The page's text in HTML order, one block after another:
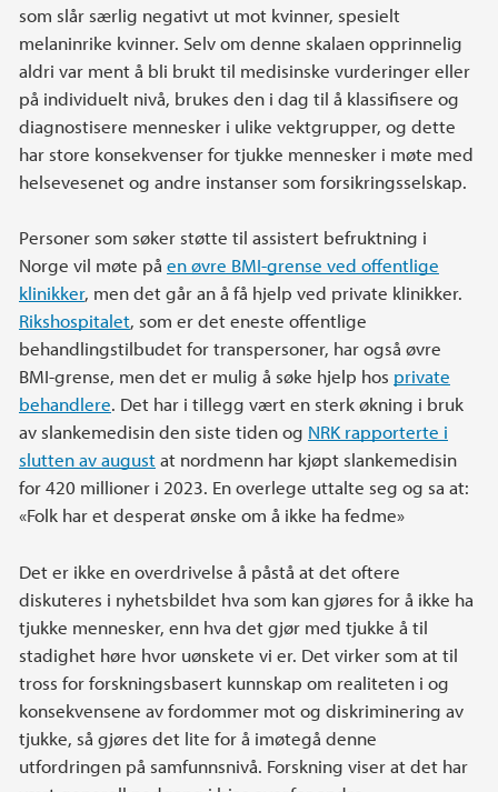
som slår særlig negativt ut mot kvinner, spesielt
melaninrike kvinner. Selv om denne skalaen opprinnelig
aldri var ment å bli brukt til medisinske vurderinger eller
på individuelt nivå, brukes den i dag til å klassifisere og
diagnostisere mennesker i ulike vektgrupper, og dette
har store konsekvenser for tjukke mennesker i møte med
helsevesenet og andre instanser som forsikringsselskap.
Personer som søker støtte til assistert befruktning i
Norge vil møte på en øvre BMI-grense ved offentlige
klinikker, men det går an å få hjelp ved private klinikker.
Rikshospitalet, som er det eneste offentlige
behandlingstilbudet for transpersoner, har også øvre
BMI-grense, men det er mulig å søke hjelp hos private
behandlere. Det har i tillegg vært en sterk økning i bruk
av slankemedisin den siste tiden og NRK rapporterte i
slutten av augustat nordmenn har kjøpt slankemedisin
for 420 millioner i 2023. En overlege uttalte seg og sa at:
«Folk har et desperat ønske om å ikke ha fedme»
Det er ikke en overdrivelse å påstå at det oftere
diskuteres i nyhetsbildet hva som kan gjøres for å ikke ha
tjukke mennesker, enn hva det gjør med tjukke å til
stadighet høre hvor uønskete vi er. Det virker som at til
tross for forskningsbasert kunnskap om realiteten i og
konsekvensene av fordommer mot og diskriminering av
tjukke, så gjøres det lite for å imøtegå denne
utfordringen på samfunnsnivå. Forskning viser at det har